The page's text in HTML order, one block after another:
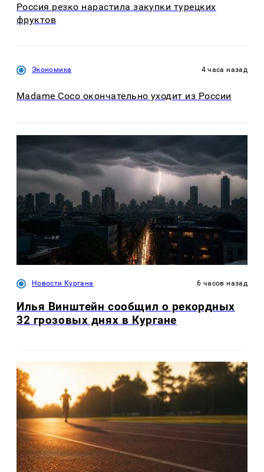
Россия резко нарастила закупки турецких
фруктов
Экономика 4 часа назад
Madame Coco окончательно уходит из России
Новости Кургана 6 часов назад
Илья Винштейн сообщил о рекордных
32 грозовых днях в Кургане